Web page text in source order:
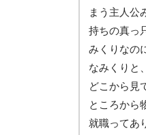
まう主人公
持ちの真っ
みくりなの
なみくりと
どこから見
ところから
就職ってあ